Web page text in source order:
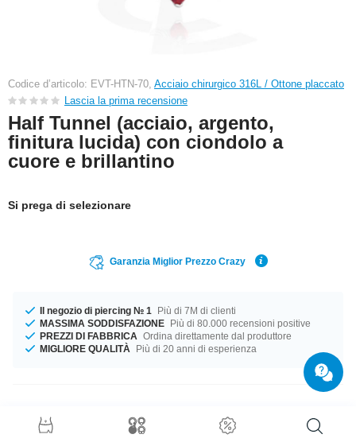
Codice d’articolo: EVT-HTN-70, Acciaio chirurgico 316L / Ottone placcato
Lascia la prima recensione
Half Tunnel (acciaio, argento,
finitura lucida) con ciondolo a
cuore e brillantino
Si prega di selezionare
Garanzia Miglior Prezzo Crazy
Il negozio di piercing № 1
Più di 7M di clienti
MASSIMA SODDISFAZIONE Più di 80.000 recensioni positive
PREZZI DI FABBRICA Ordina direttamente dal produttore
MIGLIORE QUALITÀ
Più di 20 anni di esperienza
Dettagli prodotto